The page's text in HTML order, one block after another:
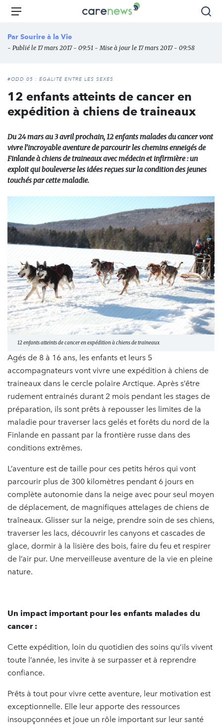
Aller
principal
Carenews,
des
l'engagement
Menu
Par Sourire à la Vie
- Publié le 17 mars 2017 - 09:51 - Mise à jour le 17 mars 2017 - 09:58
#ODD 05 : ÉGALITÉ ENTRE LES SEXES
12 enfants atteints de cancer en
expédition à chiens de traineaux
Du 24 mars au 3 avril prochain, 12 enfants malades du cancer vont
vivre l’incroyable aventure de parcourir les chemins enneigés de
Finlande à chiens de traineaux avec médecin et infirmière : un
exploit qui bouleverse les idées reçues sur la condition des jeunes
touchés par cette maladie.
12 enfants atteints de cancer en expédition à chiens de traineaux
Agés de 8 à 16 ans, les enfants et leurs 5
accompagnateurs vont vivre une expédition à chiens de
traineaux dans le cercle polaire Arctique. Après s’être
rudement entrainés durant 2 mois pendant les stages de
préparation, ils sont prêts à repousser les limites de la
maladie pour traverser lacs gelés et forêts du nord de la
Finlande en passant par la frontière russe dans des
conditions extrêmes.
L’aventure est de taille pour ces petits héros qui vont
parcourir plus de 300 kilomètres pendant 6 jours en
complète autonomie dans la neige avec pour seul moyen
de déplacement, de magnifiques attelages de chiens de
traîneaux. Glisser sur la neige, prendre soin de ses chiens,
traverser les lacs, découvrir les canyons et cascades de
glace, dormir à la lisière des bois, faire du feu et respirer
de l’air pur. Une merveilleuse aventure de la vie en pleine
nature.
Un impact important pour les enfants malades du
cancer :
Cette expédition, loin du quotidien des soins qu’ils vivent
toute l’année, les invite à se surpasser et à reprendre
confiance.
Prêts à tout pour vivre cette aventure, leur motivation est
exceptionnelle. Elle leur apporte des ressources
insoupçonnées et joue un rôle important sur leur santé